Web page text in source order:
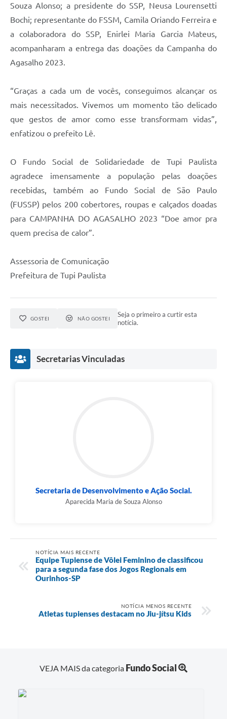
Souza Alonso; a presidente do SSP, Neusa Lourensetti
Bochi; representante do FSSM, Camila Oriando Ferreira e
a colaboradora do SSP, Enirlei Maria Garcia Mateus,
acompanharam a entrega das doações da Campanha do
Agasalho 2023.
“Graças a cada um de vocês, conseguimos alcançar os
mais necessitados. Vivemos um momento tão delicado
que gestos de amor como esse transformam vidas”,
enfatizou o prefeito Lê.
O Fundo Social de Solidariedade de Tupi Paulista
agradece imensamente a população pelas doações
recebidas, também ao Fundo Social de São Paulo
(FUSSP) pelos 200 cobertores, roupas e calçados doadas
para CAMPANHA DO AGASALHO 2023 “Doe amor pra
quem precisa de calor”.
Assessoria de Comunicação
Prefeitura de Tupi Paulista
GOSTEI NÃO GOSTEI
Seja o primeiro a curtir esta
notícia.
Secretarias Vinculadas
Secretaria de Desenvolvimento e Ação Social.
Aparecida Maria de Souza Alonso
NOTÍCIA MAIS RECENTE
Equipe Tupiense de Vôlei Feminino de classificou
para a segunda fase dos Jogos Regionais em
Ourinhos-SP
NOTÍCIA MENOS RECENTE
Atletas tupienses destacam no Jiu-jítsu Kids
VEJA MAIS da categoria Fundo Social